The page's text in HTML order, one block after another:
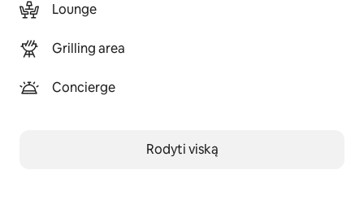
Lounge
Grilling area
Concierge
Rodyti viską